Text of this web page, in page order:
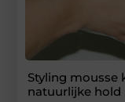
Styling mousse
natuurlijke hold